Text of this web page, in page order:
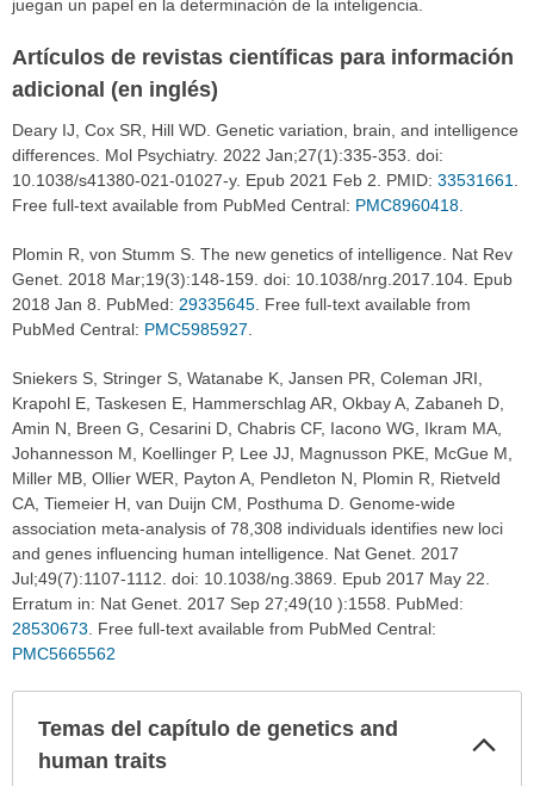
juegan un papel en la determinación de la inteligencia.
Artículos de revistas científicas para información
adicional (en inglés)
Deary IJ, Cox SR, Hill WD. Genetic variation, brain, and intelligence
differences. Mol Psychiatry. 2022 Jan;27(1):335-353. doi:
10.1038/s41380-021-01027-y. Epub 2021 Feb 2. PMID: 33531661
Free full-text available from PubMed Central: PMC8960418.
Plomin R, von Stumm S. The new genetics of intelligence. Nat Rev
Genet. 2018 Mar;19(3):148-159. doi: 10.1038/nrg.2017.104. Epub
2018 Jan 8. PubMed: 29335645 . Free full-text available from
PubMed Central: PMC5985927
Sniekers S, Stringer S, Watanabe K, Jansen PR, Coleman JRI,
Krapohl E, Taskesen E, Hammerschlag AR, Okbay A, Zabaneh D,
Amin N, Breen G, Cesarini D, Chabris CF, Iacono WG, Ikram MA,
Johannesson M, Koellinger P, Lee JJ, Magnusson PKE, McGue M,
Miller MB, Ollier WER, Payton A, Pendleton N, Plomin R, Rietveld
CA, Tiemeier H, van Duijn CM, Posthuma D. Genome-wide
association meta-analysis of 78,308 individuals identifies new loci
and genes influencing human intelligence. Nat Genet. 2017
Jul;49(7):1107-1112. doi: 10.1038/ng.3869. Epub 2017 May 22.
Erratum in: Nat Genet. 2017 Sep 27;49(10 ):1558. PubMed:
28530673 . Free full-text available from PubMed Central:
PMC5665562
Temas del capítulo de genetics and
human traits